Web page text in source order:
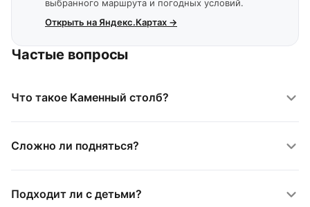
выбранного маршрута и погодных условий.
Открыть на Яндекс.Картах →
Частые вопросы
Что такое Каменный столб?
Сложно ли подняться?
Подходит ли с детьми?